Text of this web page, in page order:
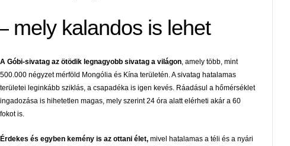
mely kalandos is lehet
A Góbi-sivatag az ötödik legnagyobb sivatag a világon, amely több, mint
500.000 négyzet mérföld Mongólia és Kína területén. A sivatag hatalamas
területei leginkább sziklás, a csapadéka is igen kevés. Ráadásul a hőmérséklet
ingadozása is hihetetlen magas, mely szerint 24 óra alatt elérheti akár a 60
fokot is.
Érdekes és egyben kemény is az ottani élet, mivel hatalamas a téli és a nyári